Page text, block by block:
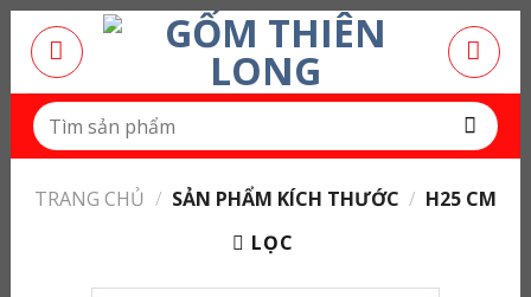
qua
dung
Tìm
kiếm:
TRANG CHỦ / SẢN PHẨM KÍCH THƯỚC / H25 CM
LỌC